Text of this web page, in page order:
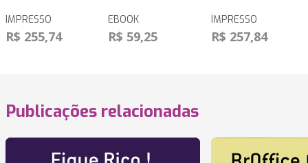
IMPRESSO
R$ 255,74
EBOOK
R$ 59,25
IMPRESSO
R$ 257,84
Publicações relacionadas